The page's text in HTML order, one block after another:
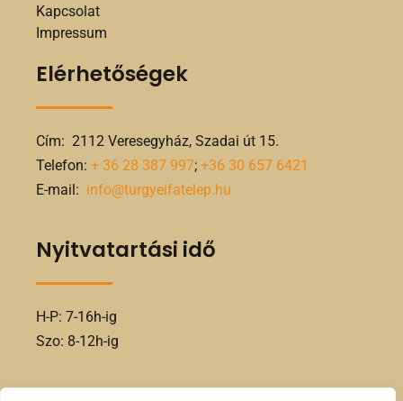
Kapcsolat
Impressum
Elérhetőségek
Cím: 2112 Veresegyház, Szadai út 15.
Telefon: + 36 28 387 997; +36 30 657 6421
E-mail: info@turgyeifatelep.hu
Nyitvatartási idő
H-P: 7-16h-ig
Szo: 8-12h-ig